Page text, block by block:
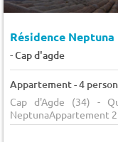
Résidence Neptuna
-Cap d'agde
Appartement - 4
Cap d'Agde (34) -
NeptunaAppartement 2